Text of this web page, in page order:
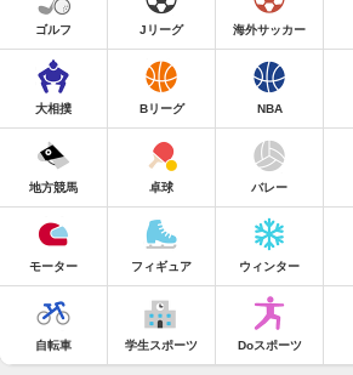
ゴルフ Jリーグ 海外サッカー
大相撲 Bリーグ NBA
地方競馬 卓球 バレー
モーター フィギュア ウィンター
自転車 学生スポーツ Doスポーツ